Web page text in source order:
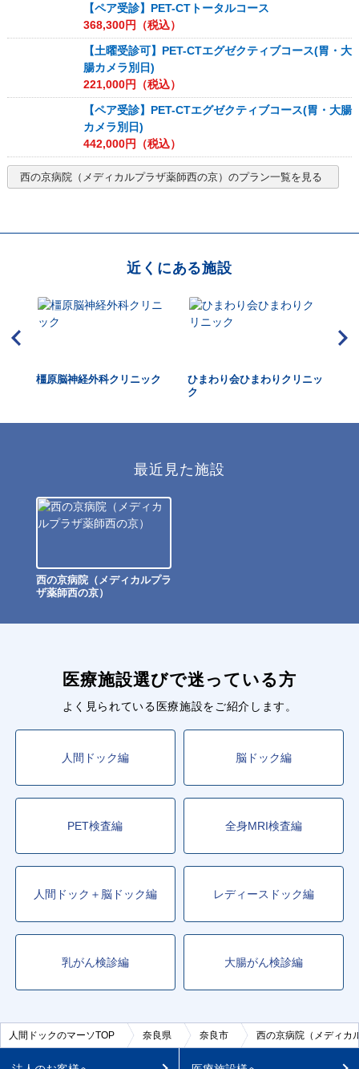
【ペア受診】PET-CTトータルコース
368,300円（税込）
【土曜受診可】PET-CTエグゼクティブコース(胃・大
腸カメラ別日)
221,000円（税込）
【ペア受診】PET-CTエグゼクティブコース(胃・大腸
カメラ別日)
442,000円（税込）
西の京病院（メディカルプラザ薬師西の京） のプラン一覧を見る
近くにある施設
橿原脳神経外科クリニック
ひまわり会ひまわりクリニッ
ク
最近見た施設
西の京病院（メディカルプラ
ザ薬師西の京）
医療施設選びで迷っている方
よく見られている医療施設をご紹介します。
人間ドック編 脳ドック編
PET検査編 全身MRI検査編
人間ドック＋脳ドック編 レディースドック編
乳がん検診編 大腸がん検診編
人間ドックのマーソTOP 奈良県 奈良市 西の京病院（メディカ